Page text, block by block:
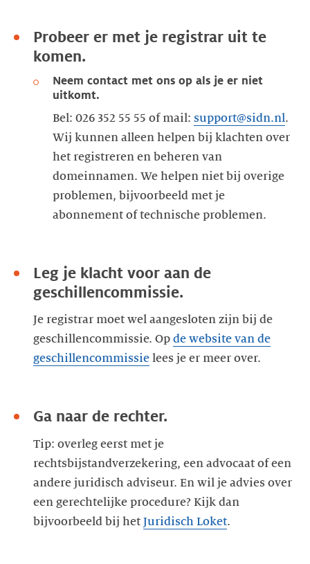
Probeer er met je registrar uit te
komen.
Neem contact met ons op als je er niet
uitkomt.
Bel: 026 352 55 55 of mail: support@sidn.nl.
Wij kunnen alleen helpen bij klachten over
het registreren en beheren van
domeinnamen. We helpen niet bij overige
problemen, bijvoorbeeld met je
abonnement of technische problemen.
Leg je klacht voor aan de
geschillencommissie.
Je registrar moet wel aangesloten zijn bij de
geschillencommissie. Op de website van de
geschillencommissie lees je er meer over.
Ga naar de rechter.
Tip: overleg eerst met je
rechtsbijstandverzekering, een advocaat of een
andere juridisch adviseur. En wil je advies over
een gerechtelijke procedure? Kijk dan
bijvoorbeeld bij het Juridisch Loket.